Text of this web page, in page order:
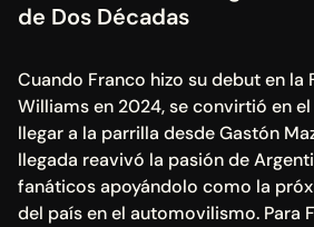
de Dos Décadas
Cuando Franco hizo su debut en la
Williams en 2024, se convirtió en
llegar a la parrilla desde Gastón
llegada reavivó la pasión de
fanáticos apoyándolo como la
del país en el automovilismo. Para